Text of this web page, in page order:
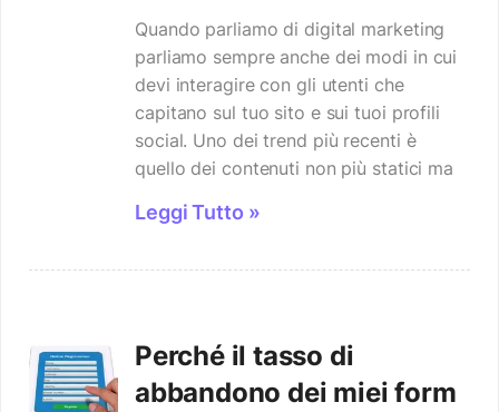
Quando parliamo di digital marketing
parliamo sempre anche dei modi in cui
devi interagire con gli utenti che
capitano sul tuo sito e sui tuoi profili
social. Uno dei trend più recenti è
quello dei contenuti non più statici ma
Leggi Tutto »
Perché il tasso di
abbandono dei miei form